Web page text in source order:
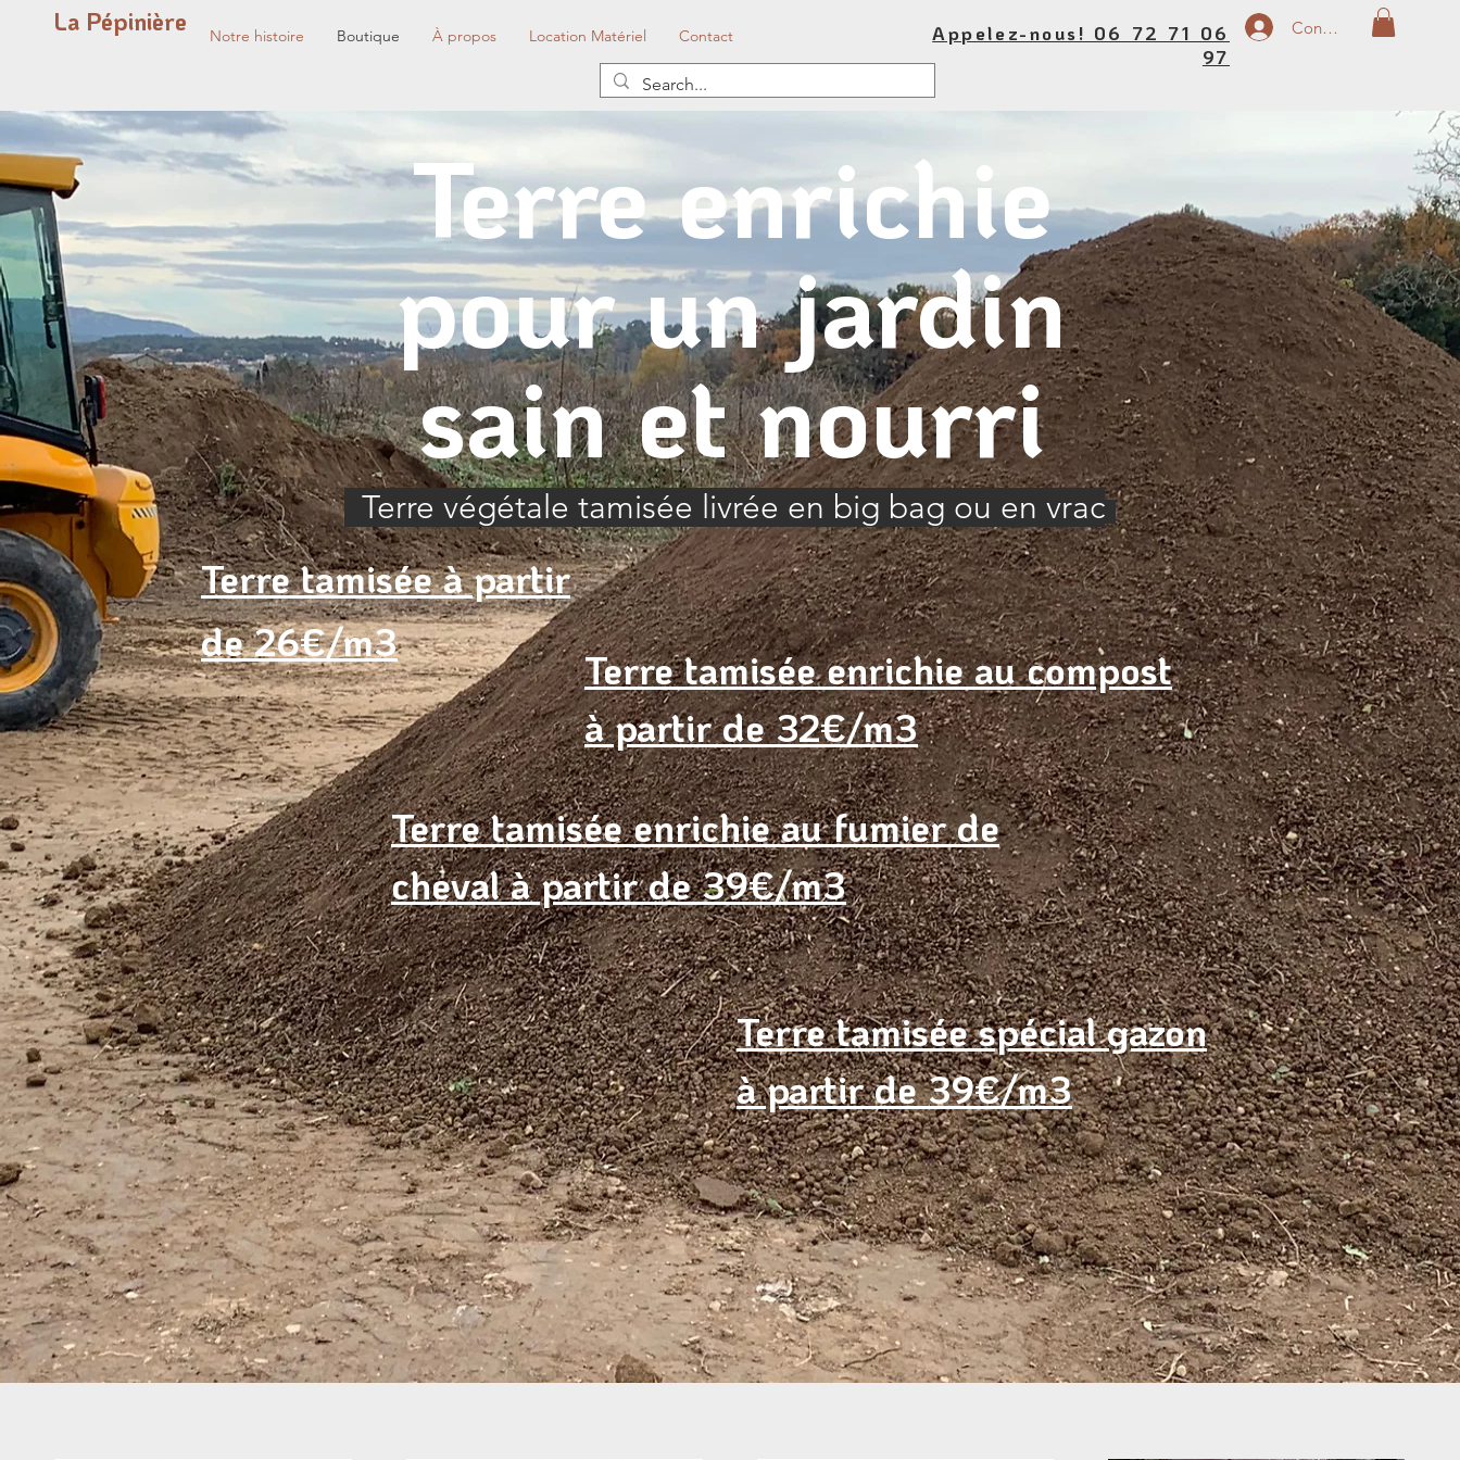
La Pépinière Notre histoire Boutique À propos Location Matériel Contact
Appelez-nous! 06 72 71 06
97
Connexion
Terre enrichie
pour un jardin
sain et nourri
Terre tamisée à partir
de 26€/m3
Terre tamisée enrichie au compost
à partir de 32€/m3
Terre tamisée enrichie au fumier de
cheval à partir de 39€/m3
Terre tamisée spécial gazon
à partir de 39€/m3
Terre végétale tamisée livrée en big bag ou en vrac